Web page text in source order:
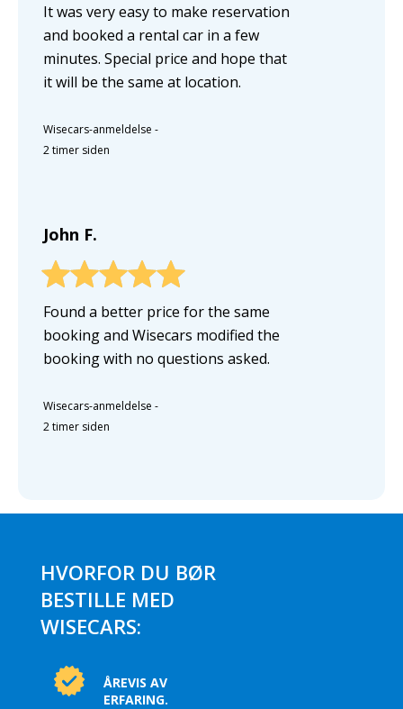
It was very easy to make reservation
and booked a rental car in a few
minutes. Special price and hope that
it will be the same at location.
Wisecars-anmeldelse -
2 timer siden
John F.
Found a better price for the same
booking and Wisecars modified the
booking with no questions asked.
Wisecars-anmeldelse -
2 timer siden
HVORFOR DU BØR
BESTILLE MED
WISECARS:
ÅREVIS AV
ERFARING.